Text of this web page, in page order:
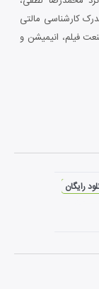
کارشناسی مالتی
صنعت فیلم، انیمیشن و
رایگان